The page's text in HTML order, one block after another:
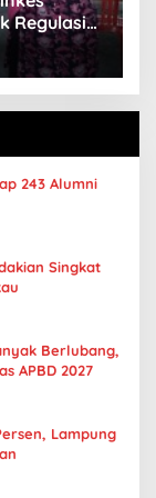
Regulasi
243 Alumni
Singkat
Berlubang,
APBD 2027
Lampung